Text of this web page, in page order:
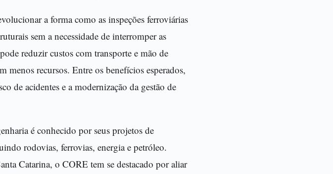
a forma como as inspeções ferroviárias
sem a necessidade de interromper as
reduzir custos com transporte e mão de
menos recursos. Entre os benefícios esperados,
de acidentes e a modernização da gestão de
é conhecido por seus projetos de
rodovias, ferrovias, energia e petróleo.
Catarina, o CORE tem se destacado por aliar